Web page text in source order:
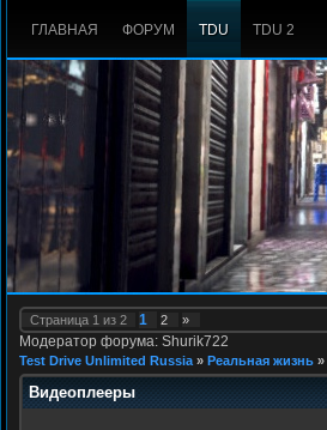
ГЛАВНАЯ ФОРУМ TDU TDU 2
Страница 1 из 2 1 2 »
Модератор форума: Shurik722
Test Drive Unlimited Russia » Реальная жизнь »
Видеоплееры